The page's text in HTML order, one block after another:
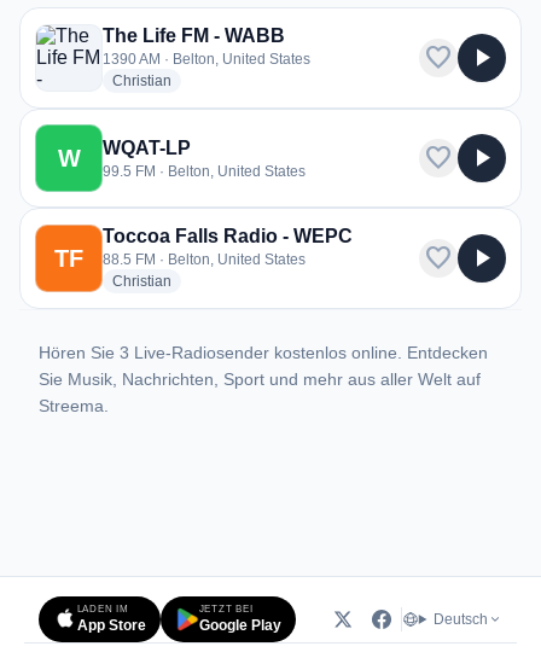
3 Radiosender aus Belton
The Life FM - WABB
1390 AM · Belton, United States
Christian
favorite play_arrow
W WQAT-LP
99.5 FM · Belton, United States favorite play_arrow
TF
Toccoa Falls Radio - WEPC
88.5 FM · Belton, United States
Christian
favorite play_arrow
Hören Sie 3 Live-Radiosender kostenlos online. Entdecken
Sie Musik, Nachrichten, Sport und mehr aus aller Welt auf
Streema.
LADEN IM
App Store
JETZT BEI
Google Play Deutsch